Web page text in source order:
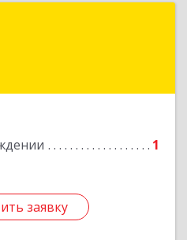
1
заявку
Жигулевск, ул.Пушкина,
заявку